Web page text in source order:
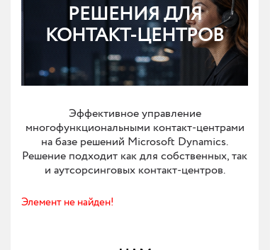
РЕШЕНИЯ ДЛЯ
КОНТАКТ-ЦЕНТРОВ
Эффективное управление
многофункциональными контакт-центрами
на базе решений Microsoft Dynamics.
Решение подходит как для собственных, так
и аутсорсинговых контакт-центров.
Элемент не найден!